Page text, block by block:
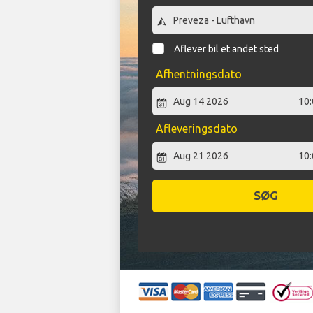
Aflever bil et andet sted
Afhentningsdato
Afleveringsdato
SØG